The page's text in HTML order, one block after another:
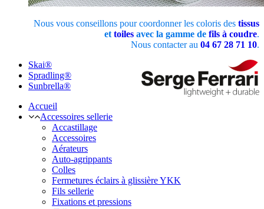
Nous vous conseillons pour coordonner les coloris des tissus
et toiles avec la gamme de fils à coudre.
Nous contacter au 04 67 28 71 10.
Skai®
Spradling®
Sunbrella®
Accueil
Accessoires sellerie
Accastillage
Accessoires
Aérateurs
Auto-agrippants
Colles
Fermetures éclairs à glissière YKK
Fils sellerie
Fixations et pressions